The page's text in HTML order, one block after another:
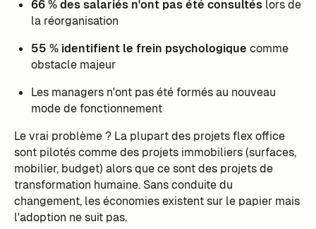
66 % des salariés n'ont pas été consultéslors de
la réorganisation
55 % identifient le frein psychologique comme
obstacle majeur
Les managers n'ont pas été formés au nouveau
mode de fonctionnement
Le vrai problème ? La plupart des projets flex office
sont pilotés comme des projets immobiliers (surfaces,
mobilier, budget) alors que ce sont des projets de
transformation humaine. Sans conduite du
changement, les économies existent sur le papier mais
l'adoption ne suit pas.